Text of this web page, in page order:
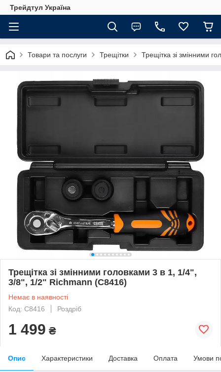
Трейдтул Україна
Товари та послуги Трещітки Трещітка зі змінними
Трещітка зі змінними головками 3 в 1, 1/4",
3/8", 1/2" Richmann (C8416)
Немає в наявності
Код: C8416
Роздріб
1 499 ₴
Опис Характеристики Доставка Оплата Умови